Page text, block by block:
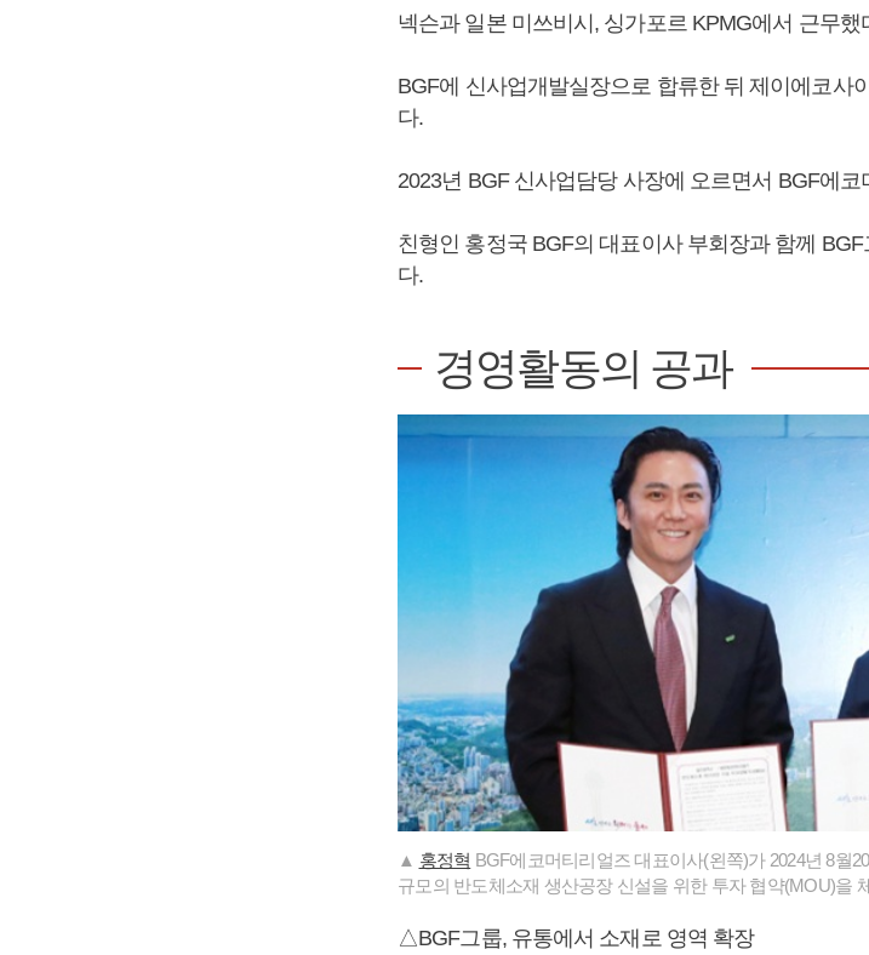
넥슨과 일본 미쓰비시, 싱가포르 KPMG에서 근무했
BGF에 신사업개발실장으로 합류한 뒤 제이에코사
다.
2023년 BGF 신사업담당 사장에 오르면서 BGF에
친형인 홍정국 BGF의 대표이사 부회장과 함께
다.
경영활동의 공과
▲ 홍정혁 BGF에코머티리얼즈 대표이사(왼쪽)가 2024년 8월
규모의 반도체소재 생산공장 신설을 위한 투자 협약(MOU)을
△BGF그룹, 유통에서 소재로 영역 확장